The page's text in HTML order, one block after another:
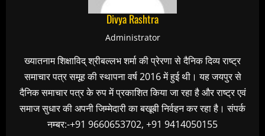
Divya Rashtra
Administrator
ख्यातनाम शिक्षाविद् श्रीबल्लभ शर्मा की प्रेरणा से दैनिक दिव्य राष्ट्र
समाचार पत्र समूह की स्थापना वर्ष 2016 में हुई थी। यह जयपुर से
दैनिक समाचार पत्र के रुप में प्रकाशित किया जा रहा है और राष्ट्र एवं
समाज सुधार की अपनी जिम्मेदारी का बखूबी निर्वहन कर रहा है। संपर्क
नम्बर:-+91 9660653702, +91 9414050155